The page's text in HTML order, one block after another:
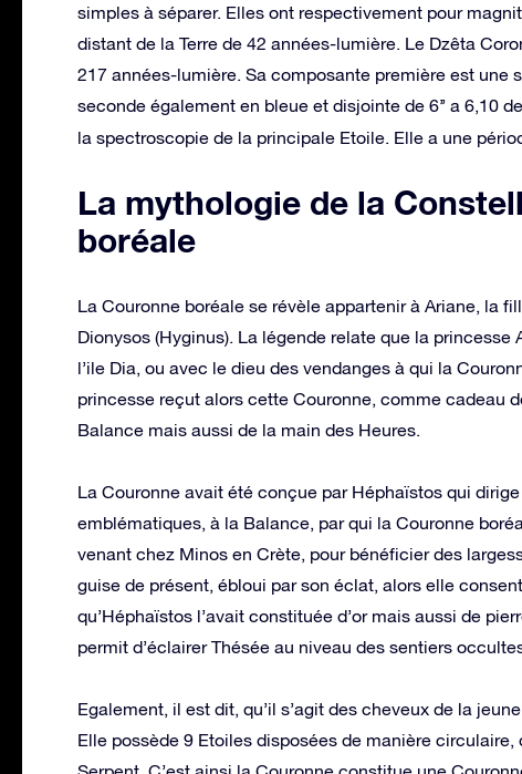
simples à séparer. Elles ont respectivement pour
distant de la Terre de 42 années-lumière. Le Dzêta
217 années-lumière. Sa composante première est une
seconde également en bleue et disjointe de 6’’ a 6,10
la spectroscopie de la principale Etoile. Elle a une
La mythologie de la
boréale
La Couronne boréale se révèle appartenir à Ariane, la
Dionysos (Hyginus). La légende relate que la
l’ile Dia, ou avec le dieu des vendanges à qui la
princesse reçut alors cette Couronne, comme cadeau
Balance mais aussi de la main des Heures.
La Couronne avait été conçue par Héphaïstos qui
emblématiques, à la Balance, par qui la Couronne
venant chez Minos en Crète, pour bénéficier des
guise de présent, ébloui par son éclat, alors elle
qu’Héphaïstos l’avait constituée d’or mais aussi de
permit d’éclairer Thésée au niveau des sentiers
Egalement, il est dit, qu’il s’agit des cheveux de la
Elle possède 9 Etoiles disposées de manière